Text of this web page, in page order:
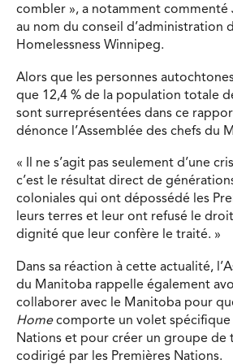
combler », a notamment commenté
au nom du conseil d’administration
Homelessness Winnipeg.
Alors que les personnes
que 12,4 % de la population totale
sont surreprésentées dans ce
dénonce l’Assemblée des chefs du
« Il ne s’agit pas seulement d’une
c’est le résultat direct de
coloniales qui ont dépossédé les
leurs terres et leur ont refusé le
dignité que leur confère le traité. »
Dans sa réaction à cette actualité,
du Manitoba rappelle également
collaborer avec le Manitoba pour
Homecomporte un volet spécifique
Nations et pour créer un groupe de
codirigé par les Premières Nations.